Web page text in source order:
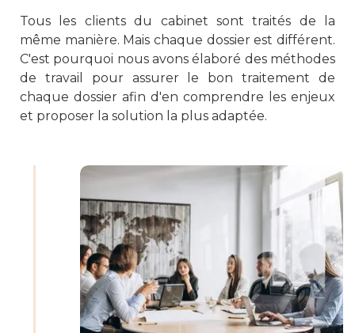
Tous les clients du cabinet sont traités de la
même manière. Mais chaque dossier est différent.
C'est pourquoi nous avons élaboré des méthodes
de travail pour assurer le bon traitement de
chaque dossier afin d'en comprendre les enjeux
et proposer la solution la plus adaptée.